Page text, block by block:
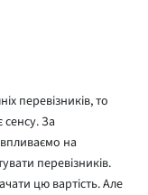
перевізників, то
сенсу. За
на
перевізників.
цю вартість. Але